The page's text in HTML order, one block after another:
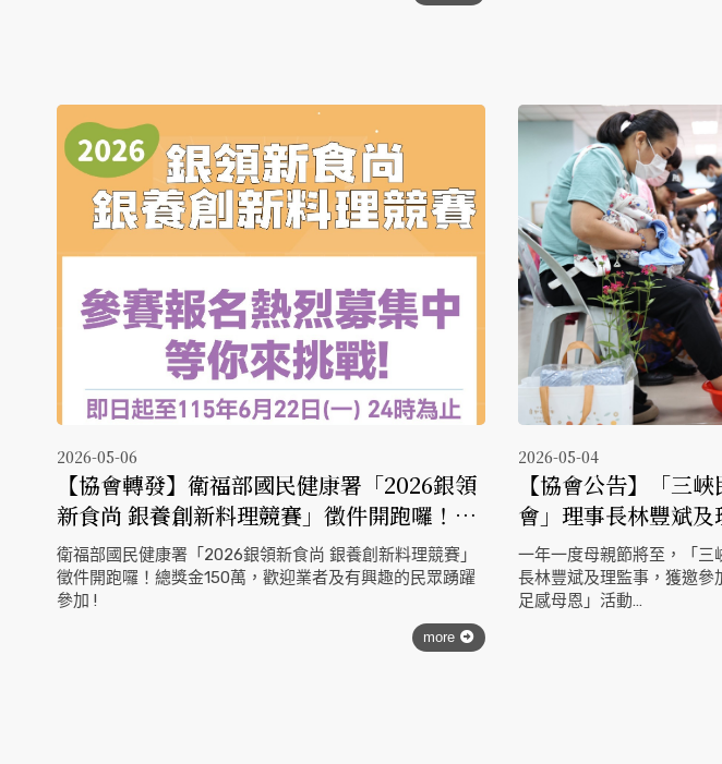
2026-05-06
【協會轉發】衛福部國民健康署「2026銀領
新食尚 銀養創新料理競賽」徵件開跑囉！總
獎金150萬，歡迎業者及有興趣的民眾踴躍參
加 !
衛福部國民健康署「2026銀領新食尚 銀養創新料理競賽」
徵件開跑囉！總獎金150萬，歡迎業者及有興趣的民眾踴躍
參加 !
more
2026-05-04
【協會公告】「三
會」理事長林豐斌
金結議員主辦的「
一年一度母親節將至，「
長林豐斌及理監事，獲邀
足感母恩」活動
特別感謝 三峽老街商圈 戴